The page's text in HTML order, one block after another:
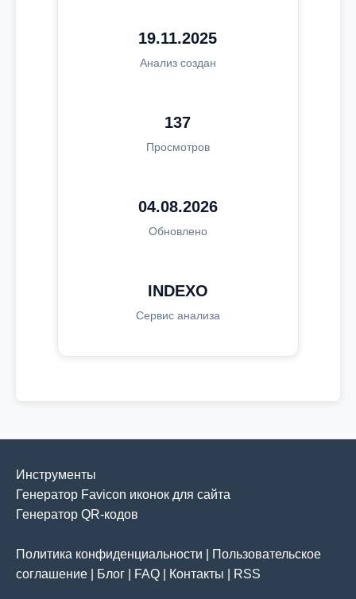
19.11.2025
Анализ создан
137
Просмотров
04.08.2026
Обновлено
INDEXO
Сервис анализа
Инструменты
Генератор Favicon иконок для сайта
Генератор QR-кодов
Политика конфиденциальности
Пользовательское
соглашение
Блог FAQ Контакты RSS